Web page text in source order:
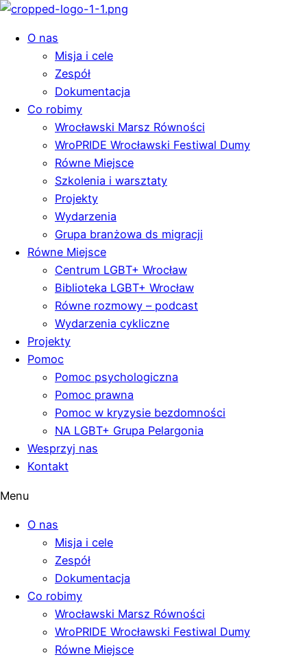
O nas
Misja i cele
Zespół
Dokumentacja
Co robimy
Wrocławski Marsz Równości
WroPRIDE Wrocławski Festiwal Dumy
Równe Miejsce
Szkolenia i warsztaty
Projekty
Wydarzenia
Grupa branżowa ds migracji
Równe Miejsce
Centrum LGBT+ Wrocław
Biblioteka LGBT+ Wrocław
Równe rozmowy – podcast
Wydarzenia cykliczne
Projekty
Pomoc
Pomoc psychologiczna
Pomoc prawna
Pomoc w kryzysie bezdomności
NA LGBT+ Grupa Pelargonia
Wesprzyj nas
Kontakt
Menu
O nas
Misja i cele
Zespół
Dokumentacja
Co robimy
Wrocławski Marsz Równości
WroPRIDE Wrocławski Festiwal Dumy
Równe Miejsce